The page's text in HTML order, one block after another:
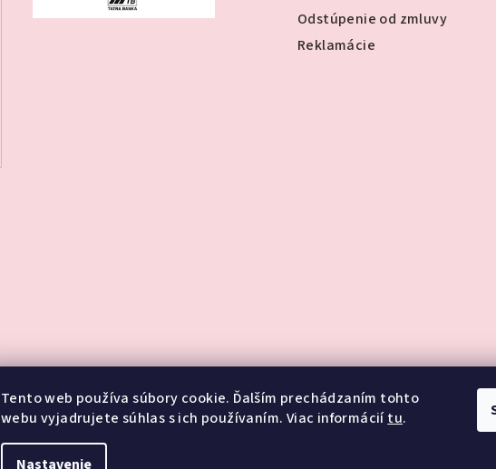
Tento web používa súbory cookie. Ďalším prechádzaním tohto
webu vyjadrujete súhlas s ich používaním. Viac informáciítu.
Nastavenie
Odstúpenie od zmluvy
Reklamácie